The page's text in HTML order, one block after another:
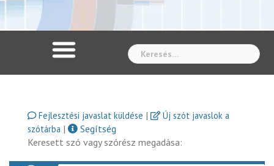
Fejlesztési javaslat küldése |
Új szót javaslok a
szótárba |
Segítség
Keresett szó vagy szórész megadása: